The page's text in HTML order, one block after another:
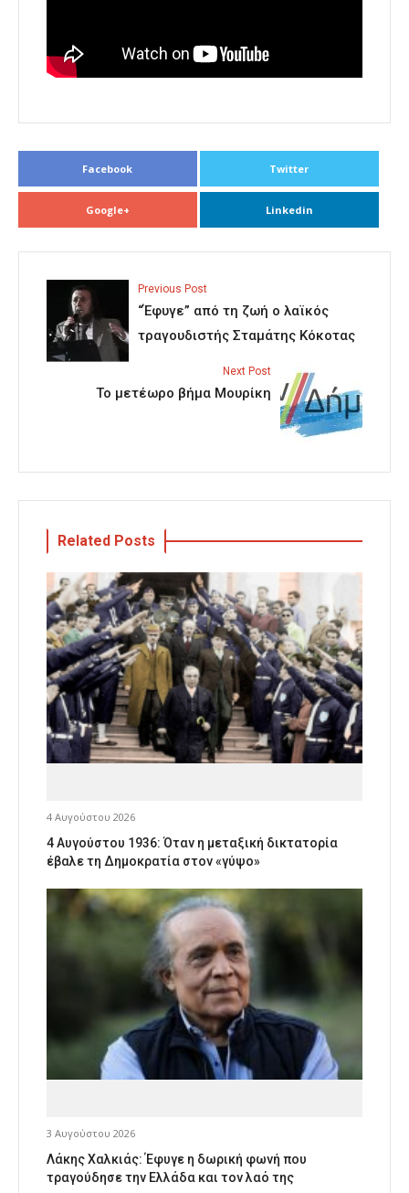
Facebook Twitter
Google+ Linkedin
Previous Post
“Έφυγε” από τη ζωή ο λαϊκός
τραγουδιστής Σταμάτης Κόκοτας
Next Post
Το μετέωρο βήμα Μουρίκη
Related Posts
4 Αυγούστου 2026
4 Αυγούστου 1936: Όταν η μεταξική δικτατορία
έβαλε τη Δημοκρατία στον «γύψο»
3 Αυγούστου 2026
Λάκης Χαλκιάς: Έφυγε η δωρική φωνή που
τραγούδησε την Ελλάδα και τον λαό της